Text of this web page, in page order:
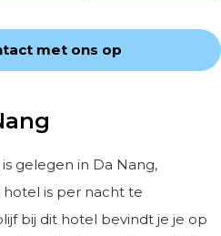
met ons op
is gelegen in Da Nang,
is per nacht te
bij dit hotel bevindt je je op